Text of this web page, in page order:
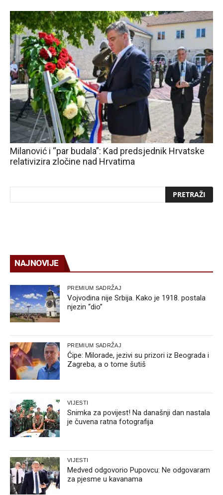
Milanović i “par budala”: Kad predsjednik Hrvatske
relativizira zločine nad Hrvatima
NAJNOVIJE
PREMIUM SADRŽAJ
Vojvodina nije Srbija. Kako je 1918. postala
njezin “dio”
PREMIUM SADRŽAJ
Ćipe: Milorade, jezivi su prizori iz Beograda i
Zagreba, a o tome šutiš
VIJESTI
Snimka za povijest! Na današnji dan nastala
je čuvena ratna fotografija
VIJESTI
Medved odgovorio Pupovcu: Ne odgovaram
za pjesme u kavanama